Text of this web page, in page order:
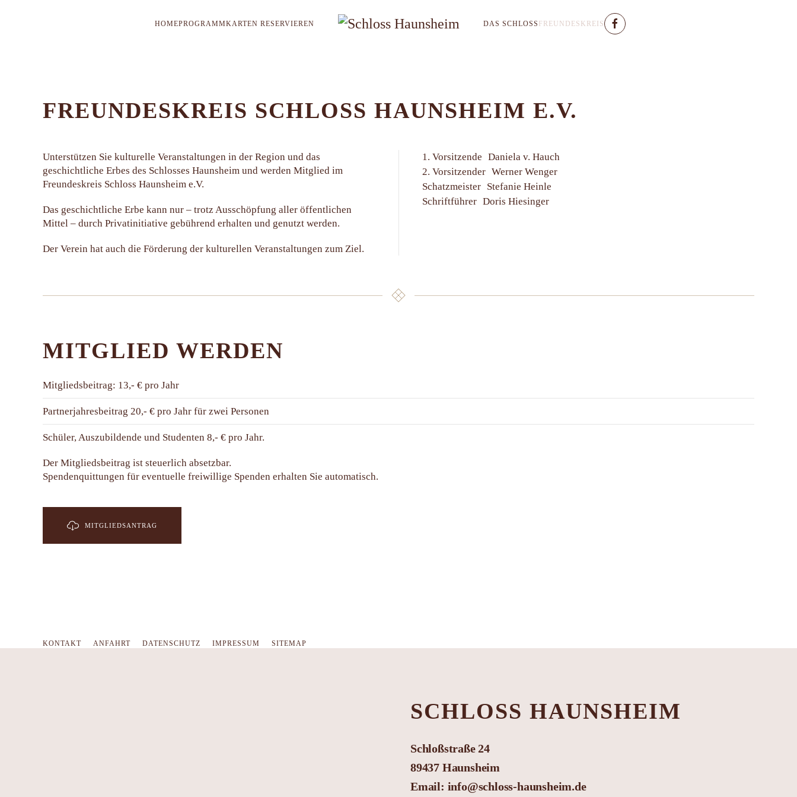
HOMEPROGRAMMKARTEN RESERVIEREN DAS SCHLOSS FREUNDESKREIS
FREUNDESKREIS SCHLOSS HAUNSHEIM E.V.
Unterstützen Sie kulturelle Veranstaltungen in der Region und das
geschichtliche Erbes des Schlosses Haunsheim und werden Mitglied im
Freundeskreis Schloss Haunsheim e.V.
Das geschichtliche Erbe kann nur – trotz Ausschöpfung aller öffentlichen
Mittel – durch Privatinitiative gebührend erhalten und genutzt werden.
Der Verein hat auch die Förderung der kulturellen Veranstaltungen zum Ziel.
1. Vorsitzende Daniela v. Hauch
2. Vorsitzender Werner Wenger
Schatzmeister Stefanie Heinle
Schriftführer Doris Hiesinger
MITGLIED WERDEN
Mitgliedsbeitrag: 13,- € pro Jahr
Partnerjahresbeitrag 20,- € pro Jahr für zwei Personen
Schüler, Auszubildende und Studenten 8,- € pro Jahr.
Der Mitgliedsbeitrag ist steuerlich absetzbar.
Spendenquittungen für eventuelle freiwillige Spenden erhalten Sie automatisch.
MITGLIEDSANTRAG
KONTAKT ANFAHRT DATENSCHUTZ IMPRESSUM SITEMAP
SCHLOSS HAUNSHEIM
Schloßstraße 24
89437 Haunsheim
Email: info@schloss-haunsheim.de